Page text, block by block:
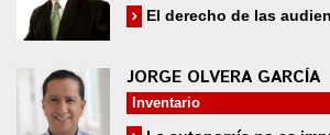
El derecho de las
JORGE OLVERA GARCÍA
Inventario